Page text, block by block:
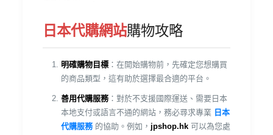
日本代購網站購物攻略
明確購物目標：在開始購物前，先確定您想購買
的商品類型，這有助於選擇最合適的平台。
善用代購服務：對於不支援國際運送、需要日本
本地支付或語言不通的網站，務必尋求專業 日本
代購服務的協助。例如， jpshop.hk可以為您處